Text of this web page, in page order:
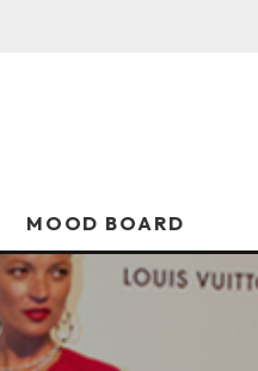
MOOD BOARD